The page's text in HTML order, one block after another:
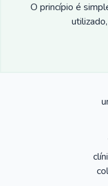
O princípio é